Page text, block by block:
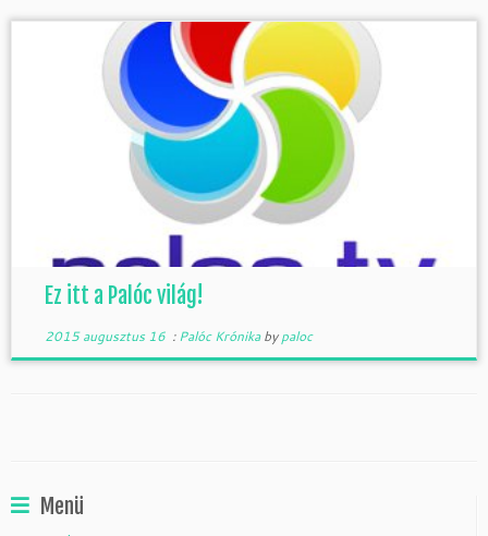
Ez itt a Palóc világ!
2015 augusztus 16:Palóc Krónikabypaloc
Menü